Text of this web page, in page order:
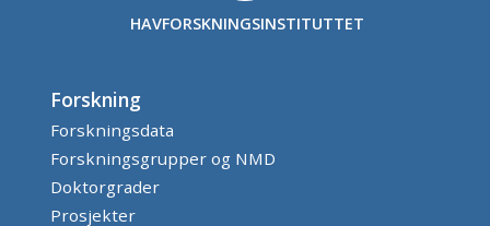
HAVFORSKNINGSINSTITUTTET
Forskning
Forskningsdata
Forskningsgrupper og NMD
Doktorgrader
Prosjekter